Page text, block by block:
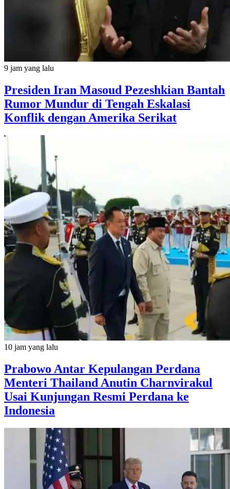
9 jam yang lalu
Presiden Iran Masoud Pezeshkian Bantah
Rumor Mundur di Tengah Eskalasi
Konflik dengan Amerika Serikat
10 jam yang lalu
Prabowo Antar Kepulangan Perdana
Menteri Thailand Anutin Charnvirakul
Usai Kunjungan Resmi Perdana ke
Indonesia